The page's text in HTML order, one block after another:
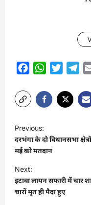
FacebookWhatsAppTwitter
P
o
s
t
n
a
Previous:
दरभंगा के दो विधानसभा
मई को मतदान
Next:
इटावा लायन सफारी में चार
चारों मृत ही पैदा हुए